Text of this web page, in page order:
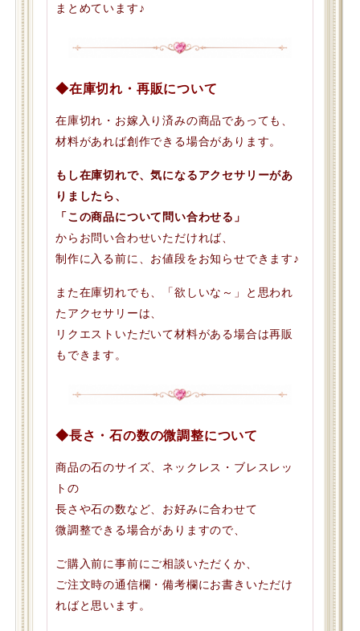
まとめています♪
◆在庫切れ・再販について
在庫切れ・お嫁入り済みの商品であっても、
材料があれば創作できる場合があります。
もし在庫切れで、気になるアクセサリーがあ
りましたら、
「この商品について問い合わせる」
からお問い合わせいただければ、
制作に入る前に、お値段をお知らせできます♪
また在庫切れでも、「欲しいな～」と思われ
たアクセサリーは、
リクエストいただいて材料がある場合は再販
もできます。
◆長さ・石の数の微調整について
商品の石のサイズ、ネックレス・ブレスレッ
トの
長さや石の数など、お好みに合わせて
微調整できる場合がありますので、
ご購入前に事前にご相談いただくか、
ご注文時の通信欄・備考欄にお書きいただけ
ればと思います。